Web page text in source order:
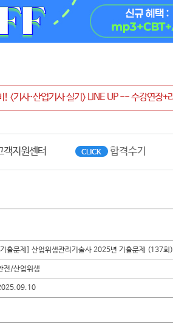
객지원센터
[기출문제] 산업위생관리기술사 2025년 기출문제 (137회)
전/산업위생